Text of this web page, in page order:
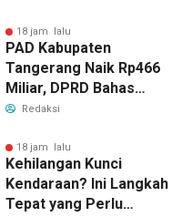
18 jam lalu
PAD Kabupaten
Tangerang Naik Rp466
Miliar, DPRD Bahas
Perubahan KUA-PPAS
Redaksi
18 jam lalu
Kehilangan Kunci
Kendaraan? Ini Langkah
Tepat yang Perlu